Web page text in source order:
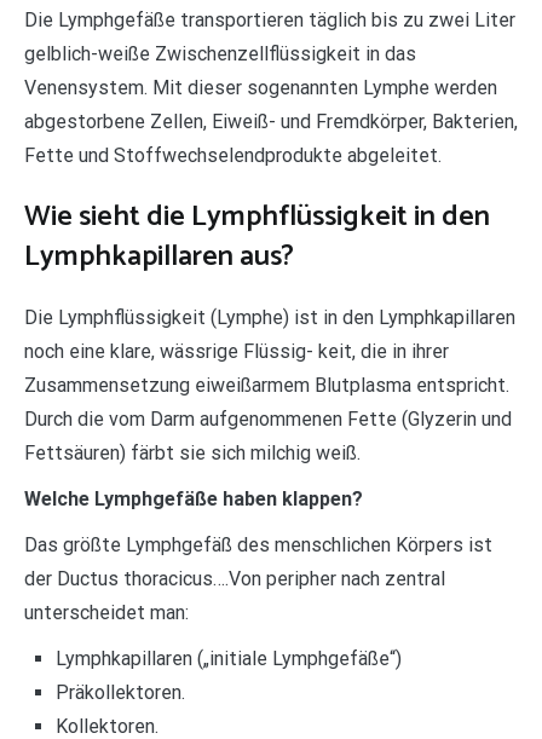
Die Lymphgefäße transportieren täglich bis zu zwei Liter
gelblich-weiße Zwischenzellflüssigkeit in das
Venensystem. Mit dieser sogenannten Lymphe werden
abgestorbene Zellen, Eiweiß- und Fremdkörper, Bakterien,
Fette und Stoffwechselendprodukte abgeleitet.
Wie sieht die Lymphflüssigkeit in den
Lymphkapillaren aus?
Die Lymphflüssigkeit (Lymphe) ist in den Lymphkapillaren
noch eine klare, wässrige Flüssig- keit, die in ihrer
Zusammensetzung eiweißarmem Blutplasma entspricht.
Durch die vom Darm aufgenommenen Fette (Glyzerin und
Fettsäuren) färbt sie sich milchig weiß.
Welche Lymphgefäße haben klappen?
Das größte Lymphgefäß des menschlichen Körpers ist
der Ductus thoracicus….Von peripher nach zentral
unterscheidet man:
Lymphkapillaren („initiale Lymphgefäße“)
Präkollektoren.
Kollektoren.